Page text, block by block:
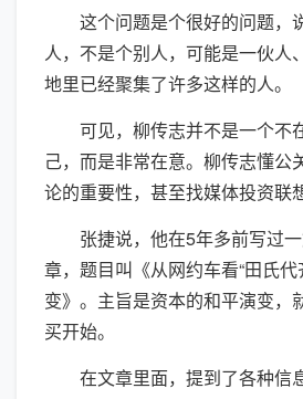
这个问题是个很好的问题，
人，不是个别人，可能是一伙人
地里已经聚集了许多这样的人。
可见，柳传志并不是一个不
己，而是非常在意。柳传志懂公
论的重要性，甚至找媒体投资联
张捷说，他在5年多前写过一
章，题目叫《从网约车看“田氏代
变》。主旨是资本的和平演变，
买开始。
在文章里面，提到了各种信